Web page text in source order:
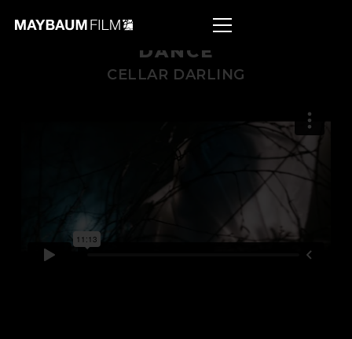
DANCE
CELLAR DARLING